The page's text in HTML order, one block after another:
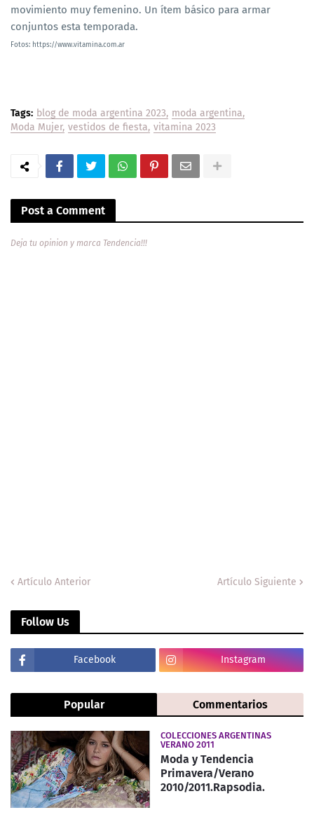
movimiento muy femenino. Un ítem básico para armar
conjuntos esta temporada.
Fotos: https://www.vitamina.com.ar
Tags: blog de moda argentina 2023 moda argentina
Moda Mujer vestidos de fiesta vitamina 2023
Post a Comment
Deja tu opinion y marca Tendencia!!!
Artículo Anterior Artículo Siguiente
Follow Us
Facebook Instagram
Popular Commentarios
COLECCIONES ARGENTINAS
VERANO 2011
Moda y Tendencia
Primavera/Verano
2010/2011.Rapsodia.